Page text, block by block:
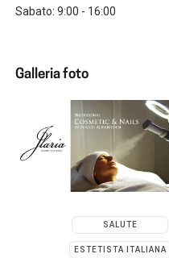
Sabato: 9:00 - 16:00
Galleria foto
SALUTE
ESTETISTA ITALIANA